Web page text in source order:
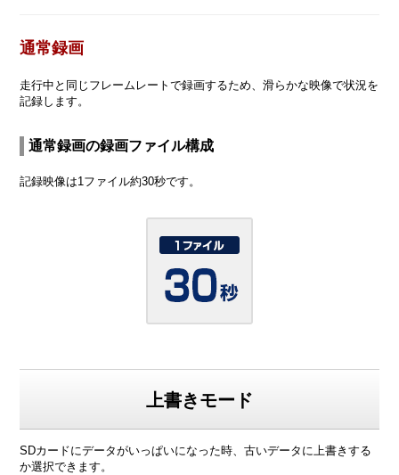
通常録画
走行中と同じフレームレートで録画するため、滑らかな映像で状況を
記録します。
通常録画の録画ファイル構成
記録映像は1ファイル約30秒です。
上書きモード
SDカードにデータがいっぱいになった時、古いデータに上書きする
か選択できます。